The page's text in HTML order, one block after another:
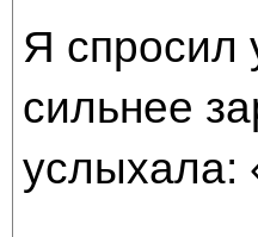
Я спросил
сильнее
услыхала: